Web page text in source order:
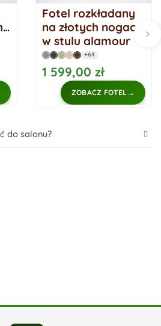
Fotel rozkładany
na złotych nogach
w stylu glamour
STINO
+64
1 599,00 zł
ZOBACZ FOTEL
do salonu?